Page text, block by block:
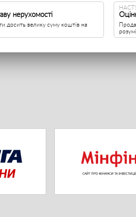
нерухомості
досить велику суму коштів на